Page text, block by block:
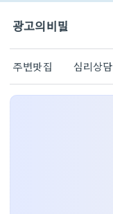
광고의비밀
주변맛집 심리상담